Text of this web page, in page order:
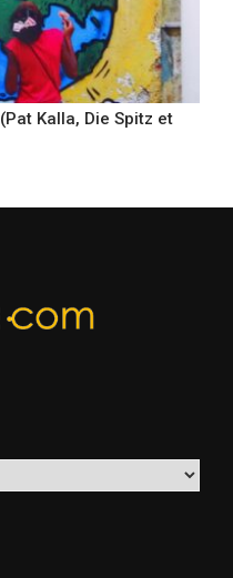
Kalla, Die Spitz et